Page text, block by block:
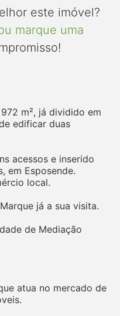
este imóvel?
marque uma
m², já dividido em
edificar duas
acessos e inserido
em Esposende.
local.
já a sua visita.
de Mediação
atua no mercado de